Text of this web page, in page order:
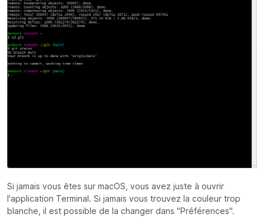
Si jamais vous êtes sur macOS, vous avez juste à ouvrir
l'application Terminal. Si jamais vous trouvez la couleur trop
blanche, il est possible de la changer dans "Préférences".